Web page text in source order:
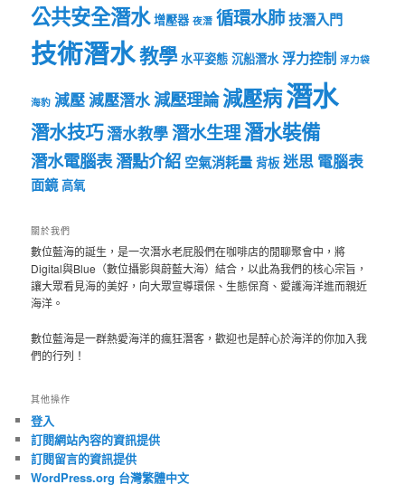
公共安全潛水 增壓器 夜潛 循環水肺技潛入門
技術潛水教學 水平姿態 沉船潛水 浮力控制 浮力袋
海豹 減壓減壓潛水減壓理論減壓病潛水
潛水技巧潛水教學潛水生理潛水裝備
潛水電腦表潛點介紹 空氣消耗量 背板 迷思 電腦表
面鏡 高氧
關於我們
數位藍海的誕生，是一次潛水老屁股們在咖啡店的閒聊聚會中，將
Digital與Blue（數位攝影與蔚藍大海）結合，以此為我們的核心宗旨，
讓大眾看見海的美好，向大眾宣導環保、生態保育、愛護海洋進而親近
海洋。
數位藍海是一群熱愛海洋的瘋狂潛客，歡迎也是醉心於海洋的你加入我
們的行列！
其他操作
登入
訂閱網站內容的資訊提供
訂閱留言的資訊提供
WordPress.org 台灣繁體中文